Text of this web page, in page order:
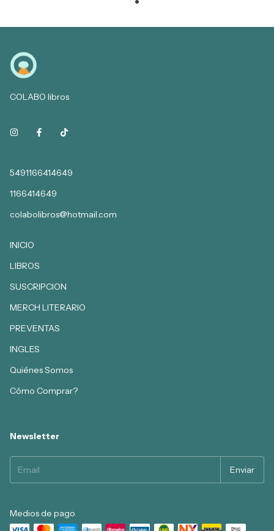
COLABO libros
5491166414649
1166414649
colabolibros@hotmail.com
INICIO
LIBROS
SUSCRIPCION
MERCH LITERARIO
PREVENTAS
INGLES
Quiénes Somos
Cómo Comprar?
Newsletter
Medios de pago